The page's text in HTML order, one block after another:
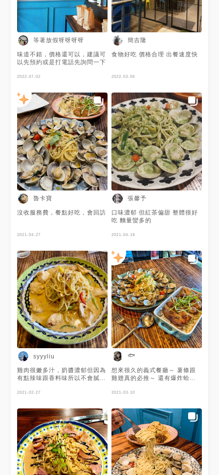
等著放假呀呀呀呀
味道不錯，價格還可以，建議可
以先預約或是打電話先詢問一下
2022-07-02
簡吉隆
食物好吃 價格合理 出餐速度快
2022-03-06
魯卡寶
沒收服務費，餐點好吃，會回訪
2021-04-27
張馨予
口味濃郁 但紅茶偏甜 整體很好
吃 麵量蠻多的
2021-04-18
syyyliu
雞肉很嫩多汁，奶醬濃郁但因為
有點辣味跟香料味所以不會膩，
2021-02-27
🐟
想來很久的義式餐廳～ 薯條跟
雞翅真的必推～ 還有爆炸蛤蠣
我的飯其實沒有很入味～不知道
希望下次回訪會更好❤️
2021-03-10